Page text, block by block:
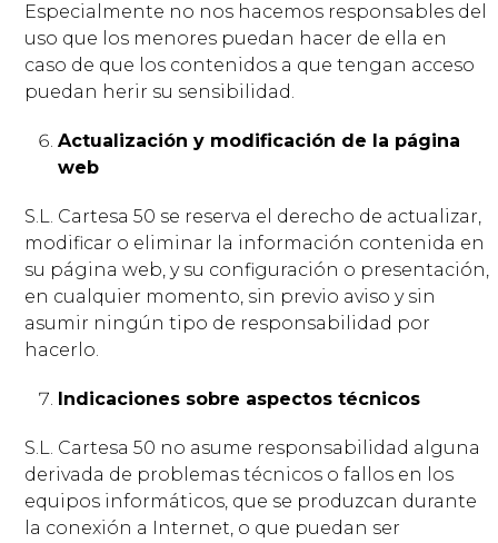
Especialmente no nos hacemos responsables del
uso que los menores puedan hacer de ella en
caso de que los contenidos a que tengan acceso
puedan herir su sensibilidad.
Actualización y modificación de la página
web
S.L. Cartesa 50 se reserva el derecho de actualizar,
modificar o eliminar la información contenida en
su página web, y su configuración o presentación,
en cualquier momento, sin previo aviso y sin
asumir ningún tipo de responsabilidad por
hacerlo.
Indicaciones sobre aspectos técnicos
S.L. Cartesa 50 no asume responsabilidad alguna
derivada de problemas técnicos o fallos en los
equipos informáticos, que se produzcan durante
la conexión a Internet, o que puedan ser